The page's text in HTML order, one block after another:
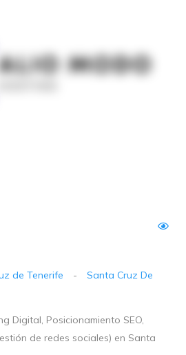
de Tenerife -
Santa Cruz De
Digital, Posicionamiento SEO,
de redes sociales) en Santa